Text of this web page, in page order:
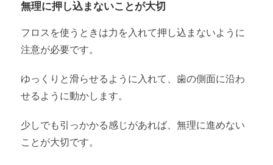
無理に押し込まないことが大切
フロスを使うときは力を入れて押し込まないように
注意が必要です。
ゆっくりと滑らせるように入れて、歯の側面に沿わ
せるように動かします。
少しでも引っかかる感じがあれば、無理に進めない
ことが大切です。